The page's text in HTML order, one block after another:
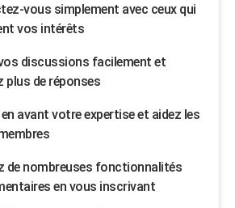
vous simplement avec ceux qui
vos intérêts
discussions facilement et
plus de réponses
avant votre expertise et aidez les
de nombreuses fonctionnalités
en vous inscrivant